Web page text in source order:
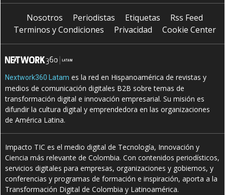
Nosotros Periodistas Etiquetas
Rss Feed
Terminos y Condiciones
Privacidad Cookie Center
Nextwork360 Latam es la red en Hispanoamérica de revistas y
medios de comunicación digitales B2B sobre temas de
transformación digital e innovación empresarial. Su misión es
difundir la cultura digital y emprendedora en las organizaciones
de América Latina.
Impacto TIC es el medio digital de Tecnología, Innovación y
Ciencia más relevante de Colombia. Con contenidos periodísticos,
servicios digitales para empresas, organizaciones y gobiernos, y
conferencias y programas de formación e inspiración, aporta a la
Transformación Digital de Colombia y Latinoamérica.